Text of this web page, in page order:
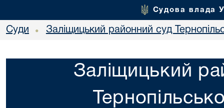
Судова влада
Суди • Заліщицький районний суд
Заліщицький